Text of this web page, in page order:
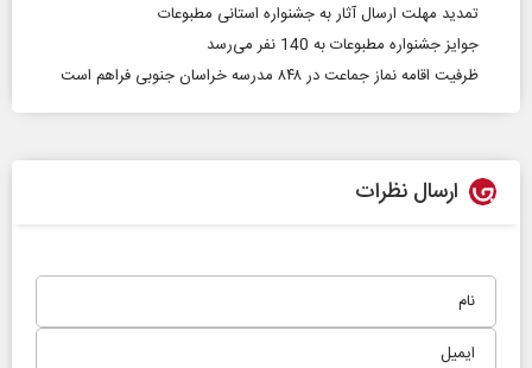
تمدید مهلت ارسال آثار به جشنواره استانی مطبوعات
جوایز جشنواره مطبوعات به 140 نفر می‌رسد
ظرفیت اقامه نماز جماعت در ۸۴۸ مدرسه خراسان جنوبی فراهم است
ارسال نظرات